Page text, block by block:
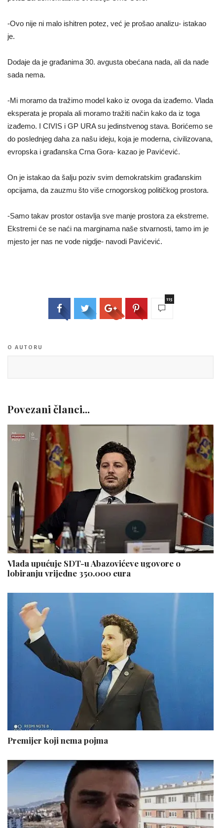
-Ovo nije ni malo ishitren potez, već je prošao analizu- istakao
je.
Dodaje da je građanima 30. avgusta obećana nada, ali da nade
sada nema.
-Mi moramo da tražimo model kako iz ovoga da izađemo. Vlada
eksperata je propala ali moramo tražiti način kako da iz toga
izađemo. I CIVIS i GP URA su jedinstvenog stava. Borićemo se
do poslednjeg daha za našu ideju, koja je moderna, civilizovana,
evropska i građanska Crna Gora- kazao je Pavićević.
On je istakao da šalju poziv svim demokratskim građanskim
opcijama, da zauzmu što više crnogorskog političkog prostora.
-Samo takav prostor ostavlja sve manje prostora za ekstreme.
Ekstremi će se naći na marginama naše stvarnosti, tamo im je
mjesto jer nas ne vode nigdje- navodi Pavićević.
115
O AUTORU
Povezani članci...
Vlada upućuje SDT-u Abazovićeve ugovore o
lobiranju vrijedne 350.000 eura
Premijer koji nema pojma